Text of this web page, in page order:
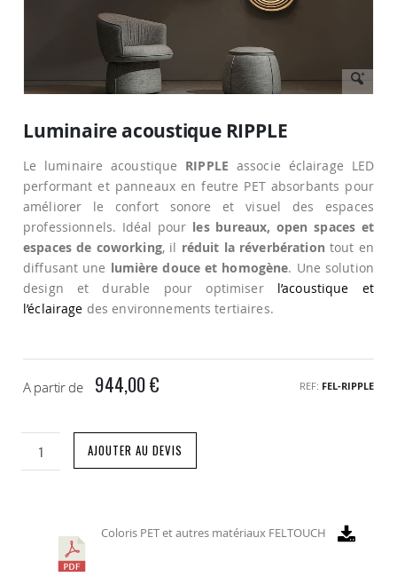
début
la
Galerie
d’images
Luminaire acoustique RIPPLE
Le luminaire acoustique RIPPLE associe éclairage LED
performant et panneaux en feutre PET absorbants pour
améliorer le confort sonore et visuel des espaces
professionnels. Idéal pour les bureaux, open spaces et
espaces de coworking, il réduit la réverbération tout en
diffusant une lumière douce et homogène. Une solution
design et durable pour optimiser l’acoustique et
l’éclairage des environnements tertiaires.
A partir de 944,00 € REF FEL-RIPPLE
AJOUTER AU DEVIS
Coloris PET et autres matériaux FELTOUCH